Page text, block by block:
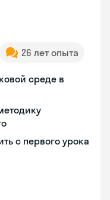
26 лет опыта
среде в
с первого урока